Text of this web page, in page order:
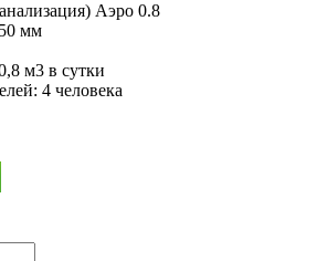
Аэро 0.8
мм
м3 в сутки
4 человека